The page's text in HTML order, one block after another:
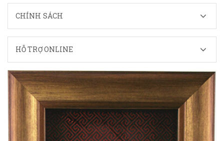
CHÍNH SÁCH
HỖ TRỢ ONLINE